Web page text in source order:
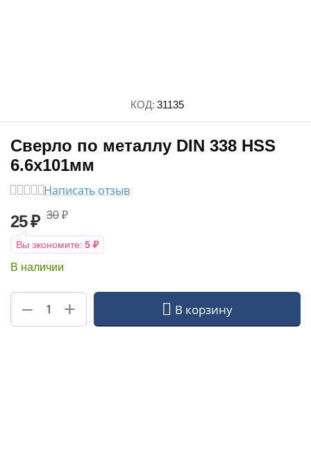
КОД: 31135
Сверло по металлу DIN 338 HSS
6.6x101мм
Написать отзыв
25₽ 30 ₽
Вы экономите: 5 ₽
В наличии
+
− В корзину